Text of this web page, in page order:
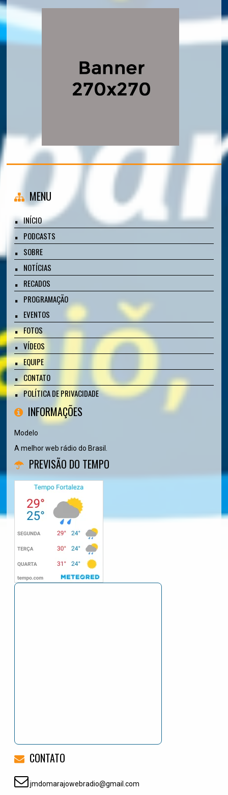
MENU
INÍCIO
PODCASTS
SOBRE
NOTÍCIAS
RECADOS
PROGRAMAÇÃO
EVENTOS
FOTOS
VÍDEOS
EQUIPE
CONTATO
POLÍTICA DE PRIVACIDADE
INFORMAÇÕES
Modelo
A melhor web rádio do Brasil.
PREVISÃO DO TEMPO
CONTATO
jmdomarajowebradio@gmail.com